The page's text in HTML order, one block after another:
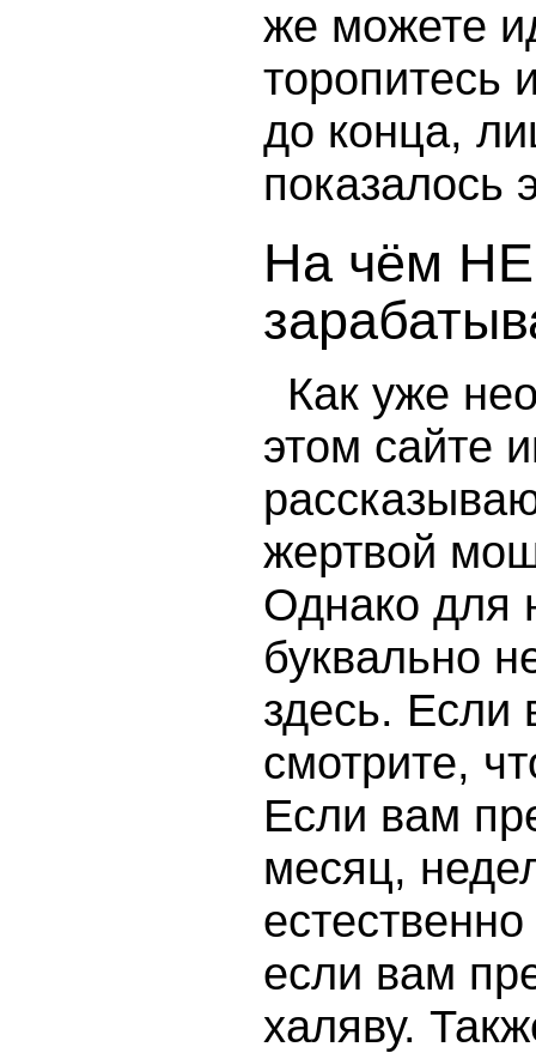
же можете
торопитесь
до конца,
показалось
На чём НЕ
Как уже
этом сайте
жертвой
Однако для
буквально
здесь. Если
смотрите,
Если вам
месяц,
если вам
халяву.